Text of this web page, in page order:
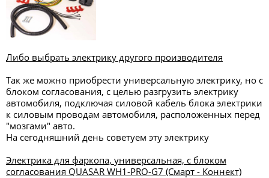
Либо выбрать электрику другого производителя
Так же можно приобрести универсальную электрику, но с
блоком согласования, с целью разгрузить электрику
автомобиля, подключая силовой кабель блока электрики
к силовым проводам автомобиля, расположенных перед
"мозгами" авто.
На сегодняшний день советуем эту электрику
Электрика для фаркопа, универсальная, с блоком
согласования QUASAR WH1-PRO-G7 (Смарт - Коннект)